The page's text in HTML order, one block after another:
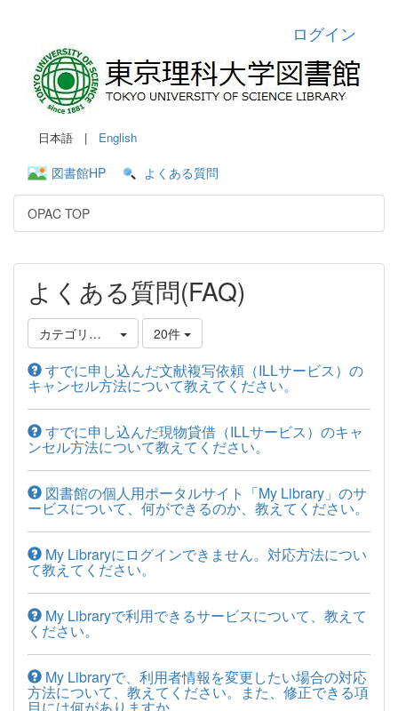
ログイン
日本語 | English
図書館HP よくある質問
OPAC TOP
よくある質問(FAQ)
カテゴリ選択 20件
すでに申し込んだ文献複写依頼（ILLサービス）の
キャンセル方法について教えてください。
すでに申し込んだ現物貸借（ILLサービス）のキャ
ンセル方法について教えてください。
図書館の個人用ポータルサイト「My Library」のサ
ービスについて、何ができるのか、教えてください。
My Libraryにログインできません。対応方法につい
て教えてください。
My Libraryで利用できるサービスについて、教えて
ください。
My Libraryで、利用者情報を変更したい場合の対応
方法について、教えてください。また、修正できる項